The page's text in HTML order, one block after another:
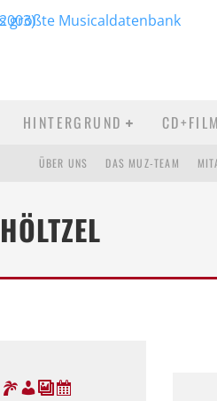
HINTERGRUND CD+FILM
ÜBER UNS DAS MUZ-TEAM